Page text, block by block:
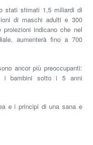
stati stimati 1,5 miliardi di
di maschi adulti e 300
indicano che nel
aumenterà fino a 700
ancor più preoccupanti:
i bambini sotto i 5 anni
e i principi di una sana e